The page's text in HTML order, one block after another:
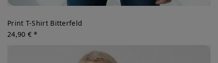
Print T-Shirt Bitterfeld
24,90 € *